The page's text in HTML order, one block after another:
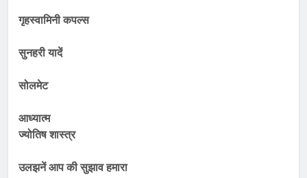
गृहस्वामिनी कपल्स
सुनहरी यादें
सोलमेट
आध्यात्म
ज्योतिष शास्त्र
उलझनें आप की सुझाव हमारा